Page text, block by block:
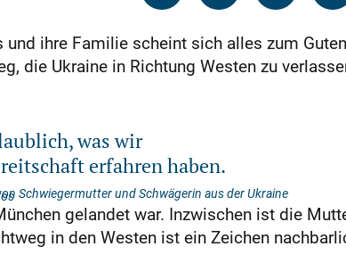
und ihre Familie scheint sich alles zum
die Ukraine in Richtung Westen zu
was wir
erfahren haben.
Schwiegermutter und Schwägerin aus der Ukraine
gelandet war. Inzwischen ist die
in den Westen ist ein Zeichen